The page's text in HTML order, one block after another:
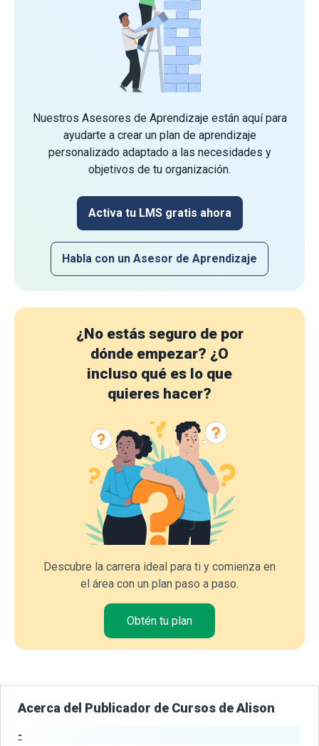
Nuestros Asesores de Aprendizaje están aquí para
ayudarte a crear un plan de aprendizaje
personalizado adaptado a las necesidades y
objetivos de tu organización.
Activa tu LMS gratis ahora
Habla con un Asesor de Aprendizaje
¿No estás seguro de por
dónde empezar? ¿O
incluso qué es lo que
quieres hacer?
Descubre la carrera ideal para ti y comienza en
el área con un plan paso a paso.
Obtén tu plan
Acerca del Publicador de Cursos de Alison
-